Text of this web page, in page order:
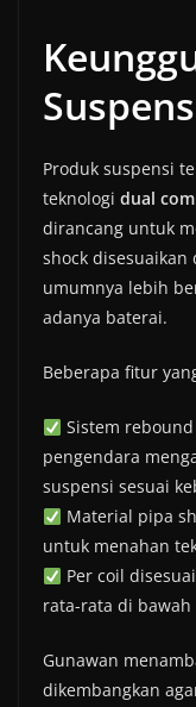
Produk suspensi
teknologi dual
dirancang untuk
shock
umumnya lebih
adanya baterai.
Beberapa fitur
Sistem
pengendara
suspensi sesuai
Material pipa
untuk menahan
Per coil
rata-rata di bawah
Gunawan
dikembangkan